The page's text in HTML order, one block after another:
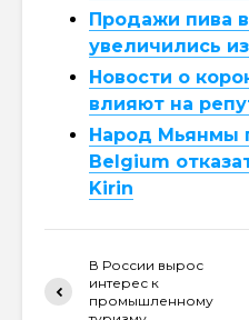
Продажи пива
увеличились
Новости о
влияют на
Народ Мьянмы
Belgium
Kirin
В России вырос
интерес к
промышленному